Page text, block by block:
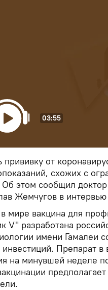
03:55
прививку от
схожих с
Об этом сообщил
Жемчугов в интервью
мире вакцина для
V" разработана
имени Гамалеи
Препарат
на минувшей неделе